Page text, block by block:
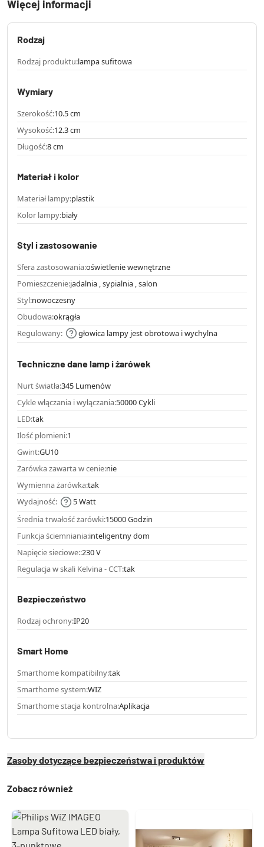
Więcej informacji
Rodzaj
Rodzaj produktu:lampa sufitowa
Wymiary
Szerokość:10.5 cm
Wysokość:12.3 cm
Długość:8 cm
Materiał i kolor
Materiał lampy:plastik
Kolor lampy:biały
Styl i zastosowanie
Sfera zastosowania:oświetlenie wewnętrzne
Pomieszczenie:jadalnia , sypialnia , salon
Styl:nowoczesny
Obudowa:okrągła
Regulowany:
głowica lampy jest obrotowa i wychylna
Techniczne dane lamp i żarówek
Nurt światła:345 Lumenów
Cykle włączania i wyłączania:50000 Cykli
LED:tak
Ilość płomieni:1
Gwint:GU10
Żarówka zawarta w cenie:nie
Wymienna żarówka:tak
Wydajność:
5 Watt
Średnia trwałość żarówki:15000 Godzin
Funkcja ściemniania:inteligentny dom
Napięcie sieciowe::230 V
Regulacja w skali Kelvina - CCT:tak
Bezpieczeństwo
Rodzaj ochrony:IP20
Smart Home
Smarthome kompatibilny:tak
Smarthome system:WIZ
Smarthome stacja kontrolna:Aplikacja
Zasoby dotyczące bezpieczeństwa i produktów
Zobacz również